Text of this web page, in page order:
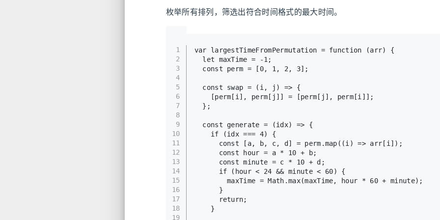
枚举所有排列，筛选出符合时间格式的最大时间。
1
2
3
4
5
6
7
8
9
10
11
12
13
14
15
16
17
18
19
var largestTimeFromPermutation = function (arr) {
let maxTime = -1 ;
const perm = [ 0, 1 , 2 , 3];
const swap = ( i, j ) => {
    [perm[i], perm[j]] = [perm[j], perm[i]];
  };
const generate = (idx) => {
if (idx === 4) {
const [a, b, c, d] = perm.map ( (i ) => arr[i]);
const hour = a * 10 + b;
const minute = c * 10 + d;
if (hour < 24 && minute < 60) {
        maxTime =
Math .max(maxTime, hour * 60 + minute);
      }
return;
    }